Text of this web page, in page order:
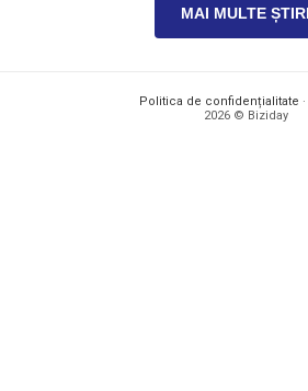
MAI MULTE ȘTIRI
Politica de confidențialitate ·
2026 © Biziday